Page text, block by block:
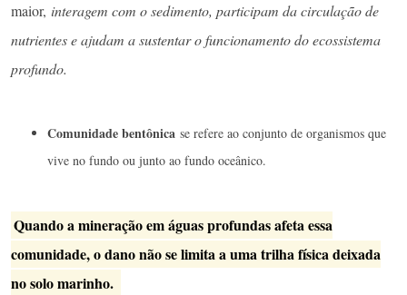
maior, interagem com o sedimento, participam da circulação de
nutrientes e ajudam a sustentar o funcionamento do ecossistema
profundo.
Comunidade bentônica se refere ao conjunto de organismos que
vive no fundo ou junto ao fundo oceânico.
Quando a mineração em águas profundas afeta essa
comunidade, o dano não se limita a uma trilha física deixada
no solo marinho.